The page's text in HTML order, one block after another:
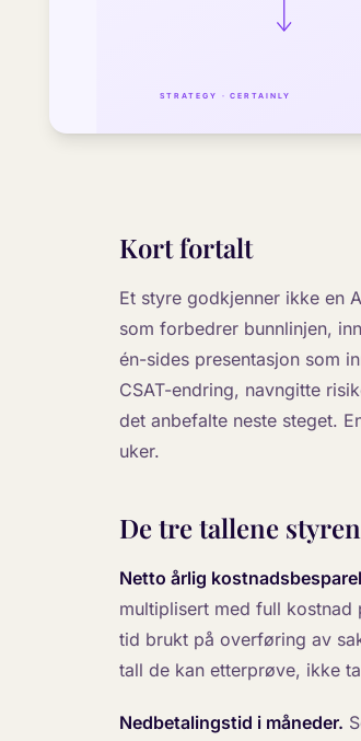
Kort fortalt
Et styre godkjenner ikke en
som forbedrer bunnlinjen,
én-sides presentasjon som
CSAT-endring, navngitte
det anbefalte neste steget.
uker.
De tre tallene
Netto årlig
multiplisert med full
tid brukt på overføring av
tall de kan etterprøve, ikke
Nedbetalingstid i måneder.